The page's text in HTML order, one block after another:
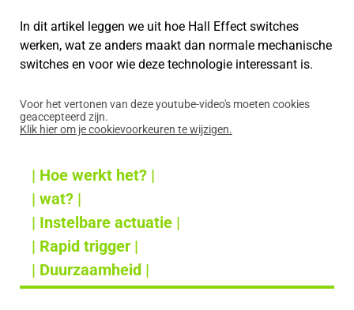
In dit artikel leggen we uit hoe Hall Effect switches
werken, wat ze anders maakt dan normale mechanische
switches en voor wie deze technologie interessant is.
Voor het vertonen van deze youtube-video's moeten cookies
geaccepteerd zijn.
Klik hier om je cookievoorkeuren te wijzigen.
| Hoe werkt het? |
| wat? |
| Instelbare actuatie |
| Rapid trigger |
| Duurzaamheid |